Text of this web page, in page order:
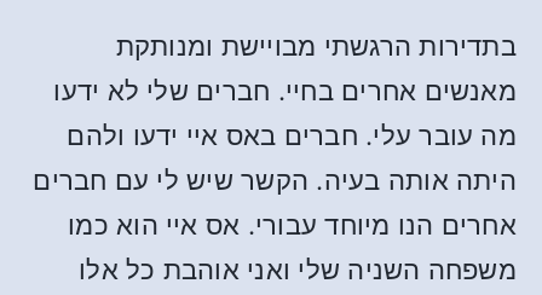
בתדירות הרגשתי מבויישת ומנותקת
מאנשים אחרים בחיי. חברים שלי לא ידעו
מה עובר עלי. חברים באס איי ידעו ולהם
היתה אותה בעיה. הקשר שיש לי עם חברים
אחרים הנו מיוחד עבורי. אס איי הוא כמו
משפחה השניה שלי ואני אוהבת כל אלו